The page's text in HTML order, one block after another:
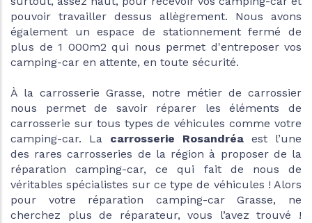
pouvoir travailler dessus allègrement. Nous avons
également un espace de stationnement fermé de
plus de 1 000m2 qui nous permet d'entreposer vos
camping-car en attente, en toute sécurité.
À la carrosserie Grasse, notre métier de carrossier
nous permet de savoir réparer les éléments de
carrosserie sur tous types de véhicules comme votre
camping-car. La carrosserie Rosandréa est l’une
des rares carrosseries de la région à proposer de la
réparation camping-car, ce qui fait de nous de
véritables spécialistes sur ce type de véhicules ! Alors
pour votre réparation camping-car Grasse, ne
cherchez plus de réparateur, vous l’avez trouvé !